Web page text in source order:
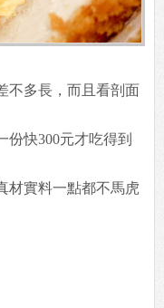
不多長，而且看剖面
快300元才吃得到
材實料一點都不馬虎